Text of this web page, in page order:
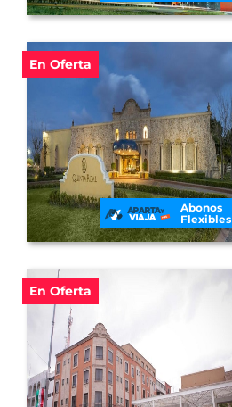
En Oferta
Abonos
Flexibles
En Oferta